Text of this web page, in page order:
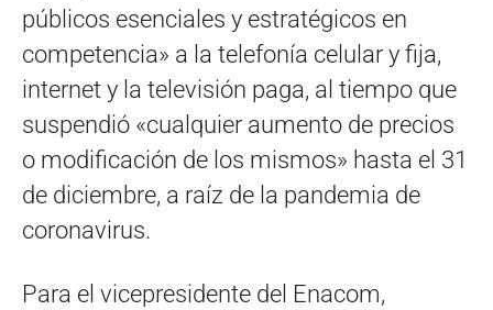
públicos esenciales y estratégicos en
competencia» a la telefonía celular y fija,
internet y la televisión paga, al tiempo que
suspendió «cualquier aumento de precios
o modificación de los mismos» hasta el 31
de diciembre, a raíz de la pandemia de
coronavirus.
Para el vicepresidente del Enacom,